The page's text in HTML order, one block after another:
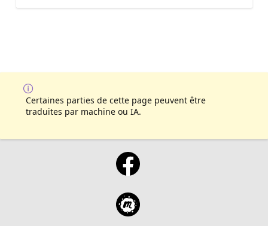
Certaines parties de cette page peuvent être
traduites par machine ou IA.